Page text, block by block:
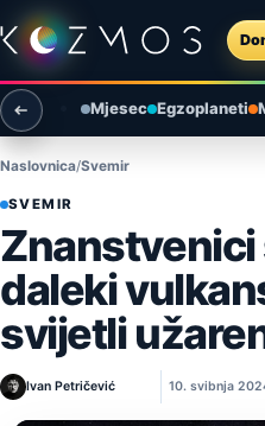
Preskoči na sadržaj
Otvori izbornik
Otvori pretragu
Mjesec Egzoplaneti
Naslovnica Svemir
SVEMIR
daleki
svijetli
Ivan Petričević 10. svibnja